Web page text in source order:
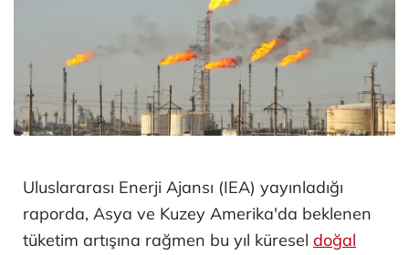
Uluslararası Enerji Ajansı (IEA) yayınladığı
raporda, Asya ve Kuzey Amerika'da beklenen
tüketim artışına rağmen bu yıl küresel doğal